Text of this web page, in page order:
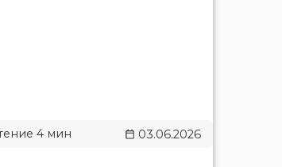
03.06.2026